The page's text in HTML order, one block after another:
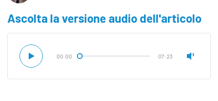
Ascolta la versione audio dell'articolo
00:00 07:23